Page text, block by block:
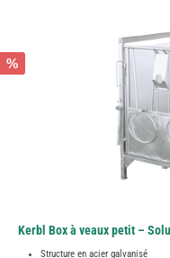
%
Kerbl Box à veaux petit –
Structure en acier galvanisé